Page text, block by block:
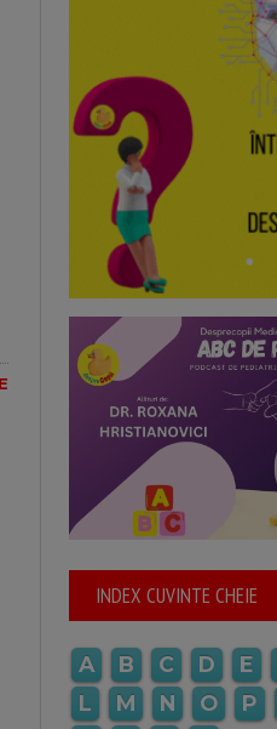
INDEX CUVINTE CHEIE
A B C D E
L
M N O P